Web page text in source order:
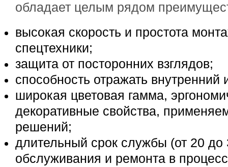
обладает целым рядом
высокая скорость и простота
спецтехники;
защита от посторонних взглядов;
способность отражать внутренний
широкая цветовая гамма,
декоративные свойства,
решений;
длительный срок службы (от 20 до
обслуживания и ремонта в